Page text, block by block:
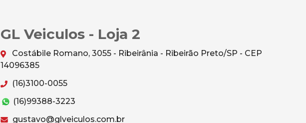
GL Veiculos - Loja 2
Costábile Romano, 3055 - Ribeirânia - Ribeirão Preto/SP - CEP
14096385
(16)3100-0055
(16)99388-3223
gustavo@glveiculos.com.br